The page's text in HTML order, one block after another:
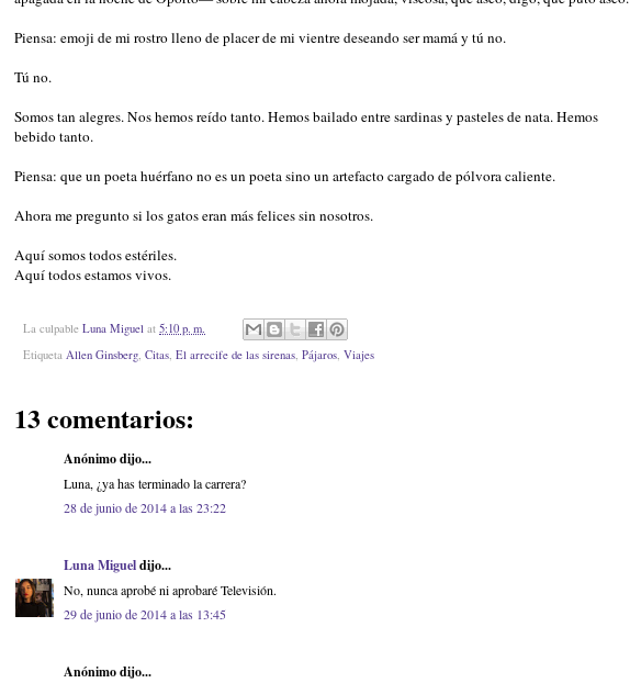
Piensa: emoji de mi rostro lleno de placer de mi vientre deseando ser mamá y tú no.
Tú no.
Somos tan alegres. Nos hemos reído tanto. Hemos bailado entre sardinas y pasteles de nata. Hemos
bebido tanto.
Piensa: que un poeta huérfano no es un poeta sino un artefacto cargado de pólvora caliente.
Ahora me pregunto si los gatos eran más felices sin nosotros.
Aquí somos todos estériles.
Aquí todos estamos vivos.
La culpable Luna Miguel at 5:10 p. m.
Etiqueta Allen Ginsberg, Citas, El arrecife de las sirenas, Pájaros, Viajes
13 comentarios:
Anónimo dijo...
Luna, ¿ya has terminado la carrera?
28 de junio de 2014 a las 23:22
Luna Migueldijo...
No, nunca aprobé ni aprobaré Televisión.
29 de junio de 2014 a las 13:45
Anónimo dijo...